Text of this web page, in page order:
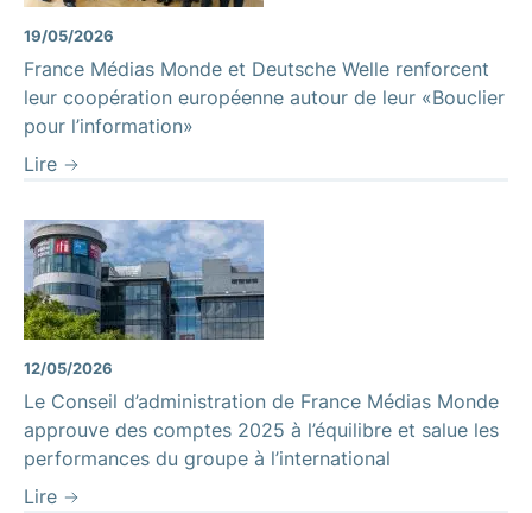
19/05/2026
France Médias Monde et Deutsche Welle renforcent
leur coopération européenne autour de leur «Bouclier
pour l’information»
Lire
12/05/2026
Le Conseil d’administration de France Médias Monde
approuve des comptes 2025 à l’équilibre et salue les
performances du groupe à l’international
Lire